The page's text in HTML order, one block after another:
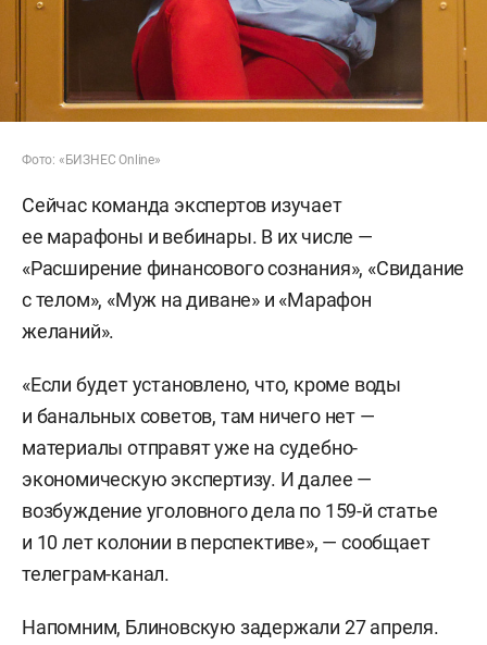
Фото: «БИЗНЕС Online»
Сейчас команда экспертов изучает
ее марафоны и вебинары. В их числе —
«Расширение финансового сознания», «Свидание
с телом», «Муж на диване» и «Марафон
желаний».
«Если будет установлено, что, кроме воды
и банальных советов, там ничего нет —
материалы отправят уже на судебно-
экономическую экспертизу. И далее —
возбуждение уголовного дела по 159-й статье
и 10 лет колонии в перспективе», — сообщает
телеграм-канал.
Напомним, Блиновскую задержали 27 апреля.